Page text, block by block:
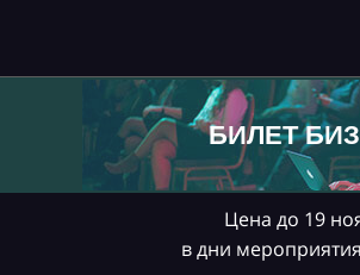
БИЛЕТ
Цена до 19
в дни мероприятия